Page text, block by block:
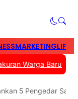
MARKETING
Warga Baru PSHT
5 Pengedar